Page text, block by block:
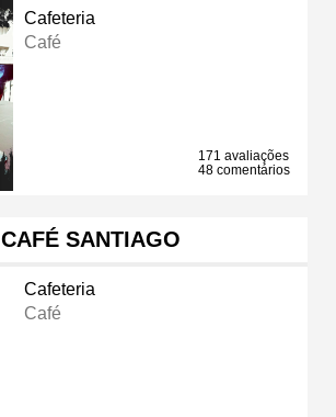
Cafeteria
Café
171 avaliações
48 comentários
CAFÉ SANTIAGO
Cafeteria
Café